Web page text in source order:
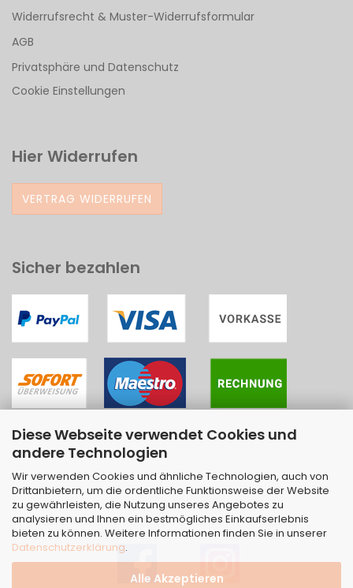
Diese Webseite verwendet Cookies und
andere Technologien
Wir verwenden Cookies und ähnliche Technologien, auch von
Drittanbietern, um die ordentliche Funktionsweise der Website
zu gewährleisten, die Nutzung unseres Angebotes zu
analysieren und Ihnen ein bestmögliches Einkaufserlebnis
bieten zu können. Weitere Informationen finden Sie in unserer
Datenschutzerklärung.
Alle Akzeptieren
Widerrufsrecht & Muster-Widerrufsformular
AGB
Privatsphäre und Datenschutz
Cookie Einstellungen
Hier Widerrufen
VERTRAG WIDERRUFEN
Sicher bezahlen